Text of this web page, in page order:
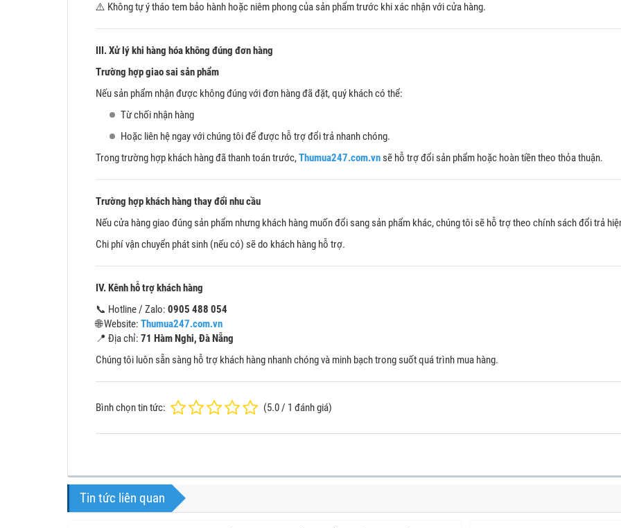
⚠️ Không tự ý tháo tem bảo hành hoặc niêm phong của sản phẩm trước khi xác nhận với cửa hàng.
III. Xử lý khi hàng hóa không đúng đơn hàng
Trường hợp giao sai sản phẩm
Nếu sản phẩm nhận được không đúng với đơn hàng đã đặt, quý khách có thể:
Từ chối nhận hàng
Hoặc liên hệ ngay với chúng tôi để được hỗ trợ đổi trả nhanh chóng.
Trong trường hợp khách hàng đã thanh toán trước,Thumua247.com.vn sẽ hỗ trợ đổi sản phẩm hoặc hoàn tiền theo thỏa thuận.
Trường hợp khách hàng thay đổi nhu cầu
Nếu cửa hàng giao đúng sản phẩm nhưng khách hàng muốn đổi sang sản phẩm khác, chúng tôi sẽ hỗ trợ theo chính sách đổi trả
Chi phí vận chuyển phát sinh (nếu có) sẽ do khách hàng hỗ trợ.
IV. Kênh hỗ trợ khách hàng
📞 Hotline / Zalo: 0905 488 054
🌐 Website: Thumua247.com.vn
📍 Địa chỉ: 71 Hàm Nghi, Đà Nẵng
Chúng tôi luôn sẵn sàng hỗ trợ khách hàng nhanh chóng và minh bạch trong suốt quá trình mua hàng.
Bình chọn tin tức: (5.0/ 1 đánh giá)
Tin tức liên quan